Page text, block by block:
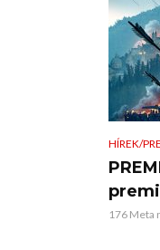
HÍREK/
176 Meta